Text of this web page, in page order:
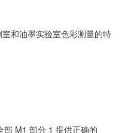
和油墨实验室色彩测量的特
M1 部分 1 提供正确的